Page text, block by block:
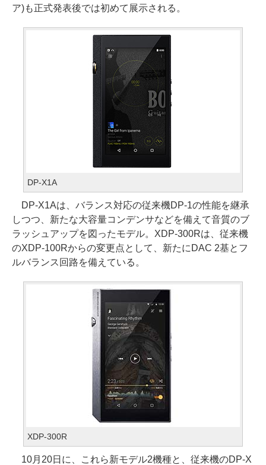
ア)も正式発表後では初めて展示される。
DP-X1A
DP-X1Aは、バランス対応の従来機DP-1の性能を継承
しつつ、新たな大容量コンデンサなどを備えて音質のブ
ラッシュアップを図ったモデル。XDP-300Rは、従来機
のXDP-100Rからの変更点として、新たにDAC 2基とフ
ルバランス回路を備えている。
XDP-300R
10月20日に、これら新モデル2機種と、従来機のDP-X